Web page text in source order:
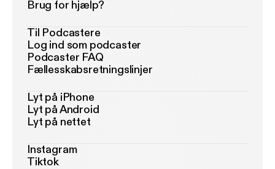
Brug for hjælp?
Til Podcastere
Log ind som podcaster
Podcaster FAQ
Fællesskabsretningslinjer
Lyt på iPhone
Lyt på Android
Lyt på nettet
Instagram
Tiktok